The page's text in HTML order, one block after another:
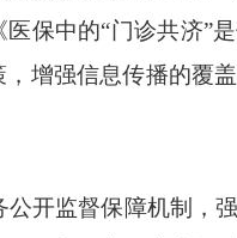
医保中的“门诊共济”
，增强信息传播的覆
开监督保障机制，